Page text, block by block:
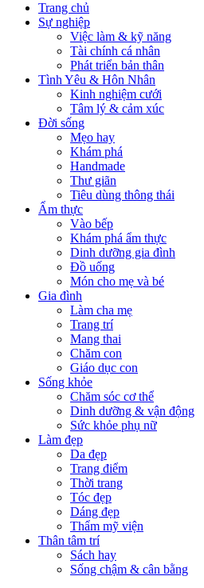
Trang chủ
Sự nghiệp
Việc làm & kỹ năng
Tài chính cá nhân
Phát triển bản thân
Tình Yêu & Hôn Nhân
Kinh nghiệm cưới
Tâm lý & cảm xúc
Đời sống
Mẹo hay
Khám phá
Handmade
Thư giãn
Tiêu dùng thông thái
Ẩm thực
Vào bếp
Khám phá ẩm thực
Dinh dưỡng gia đình
Đồ uống
Món cho mẹ và bé
Gia đình
Làm cha mẹ
Trang trí
Mang thai
Chăm con
Giáo dục con
Sống khỏe
Chăm sóc cơ thể
Dinh dưỡng & vận động
Sức khỏe phụ nữ
Làm đẹp
Da đẹp
Trang điểm
Thời trang
Tóc đẹp
Dáng đẹp
Thẩm mỹ viện
Thân tâm trí
Sách hay
Sống chậm & cân bằng